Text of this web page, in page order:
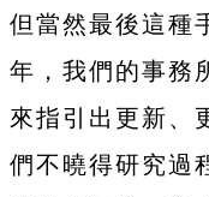
但當然最後這種
年，我們的事務
來指引出更新、
們不曉得研究過